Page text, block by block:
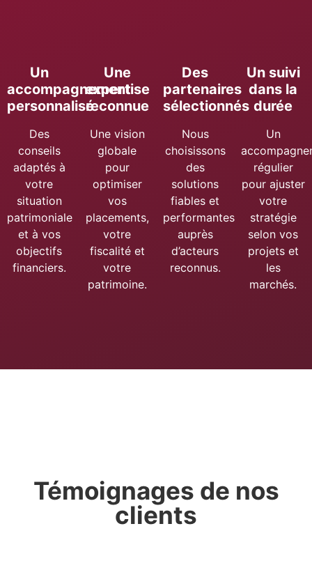
Un
accompagnement
personnalisé
Des
conseils
adaptés à
votre
situation
patrimoniale
et à vos
objectifs
financiers.
Une
expertise
reconnue
Une vision
globale
pour
optimiser
vos
placements,
votre
fiscalité et
votre
patrimoine.
Des
partenaires
sélectionnés
Nous
choisissons
des
solutions
fiables et
performantes
auprès
d’acteurs
reconnus.
Un suivi
dans la
durée
Un
régulier
pour ajuster
votre
stratégie
selon vos
projets et
les
marchés.
Témoignages de nos
clients